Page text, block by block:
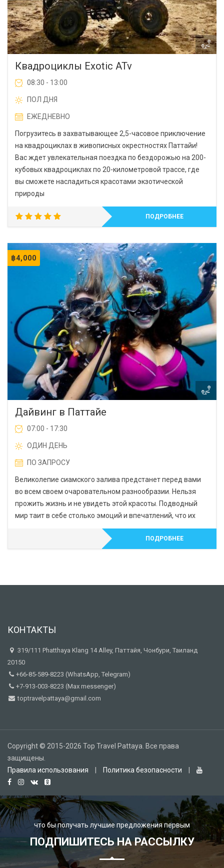
Квадроциклы Exotic ATv
08:30 - 13:00
ПОЛ ДНЯ
ЕЖЕДНЕВНО
Погрузитесь в захватывающее 2,5-часовое приключение
на квадроциклах в живописных окрестностях Паттайи!
Вас ждет увлекательная поездка по бездорожью на 200-
кубовых квадроциклах по 20-километровой трассе, где
вы сможете насладиться красотами экзотической
природы
ПОДРОБНЕЕ
฿4,000
Дайвинг в Паттайе
07:00 - 17:30
ОДИН ДЕНЬ
ПО ЗАПРОСУ
Великолепие сиамского залива предстанет перед вами
во всем своем очаровательном разнообразии. Нельзя
прожить жизнь и не увидеть этой красоты. Подводный
мир таит в себе столько эмоций и впечатлений, что их
ПОДРОБНЕЕ
КОНТАКТЫ
319/111 Phatthaya Klang 14 Alley, Паттайя, Чонбури, Таиланд
20150
+66-85-589-8223 (WhatsApp, Telegram)
+7-913-003-8223 (Max messenger)
toptravelpattaya@gmail.com
Copyright © 2015-2026 Top Travel Pattaya. Все права
защищены.
Правила использования
Политика безопасности
что бы получать лучшие предложения первым
ПОДПИШИТЕСЬ НА РАССЫЛКУ